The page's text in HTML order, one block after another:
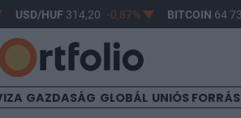
USD/HUF314,20 -0,87% BITCOIN64
GAZDASÁG GLOBÁL UNIÓS